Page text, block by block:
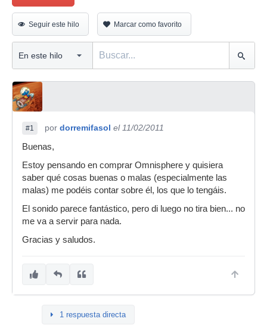
Seguir este hilo Marcar como favorito
#1 por dorremifasol el 11/02/2011
Buenas,
Estoy pensando en comprar Omnisphere y quisiera
saber qué cosas buenas o malas (especialmente las
malas) me podéis contar sobre él, los que lo tengáis.
El sonido parece fantástico, pero di luego no tira bien... no
me va a servir para nada.
Gracias y saludos.
1 respuesta directa